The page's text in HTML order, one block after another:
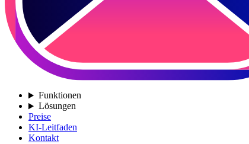
Funktionen
Lösungen
Preise
KI-Leitfaden
Kontakt